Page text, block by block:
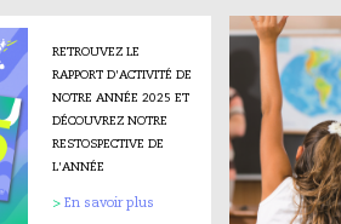
RETROUVEZ LE
RAPPORT D'ACTIVITÉ DE
NOTRE ANNÉE 2025 ET
DÉCOUVREZ NOTRE
RESTOSPECTIVE DE
L'ANNÉE
> En savoir plus